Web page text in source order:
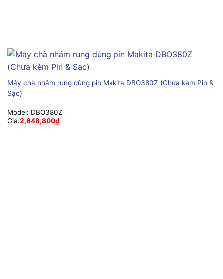
Máy chà nhám rung dùng pin Makita DBO380Z (Chưa kèm Pin &
Sạc)
Model: DBO380Z
Giá:2,648,800₫